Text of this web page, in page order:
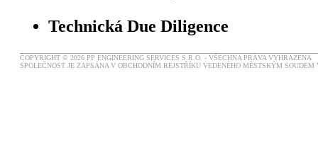
Technická Due Diligence
COPYRIGHT © 2026 PP ENGINEERING SERVICES S.R.O. - VŠECHNA PRÁVA VYHRAZENA
SPOLEČNOST JE ZAPSÁNA V OBCHODNÍM REJSTŘÍKU VEDENÉHO MĚSTSKÝM